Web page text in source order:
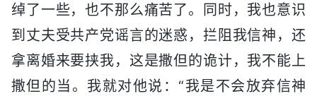
绰了一些，也不那么痛苦了。同时，我也意识
到丈夫受共产党谣言的迷惑，拦阻我信神，还
拿离婚来要挟我，这是撒但的诡计，我不能上
撒但的当。我就对他说：“我是不会放弃信神